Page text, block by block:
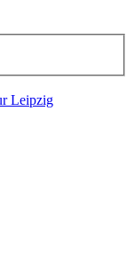
Leipzig